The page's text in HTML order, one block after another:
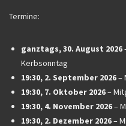
Termine:
ganztags,30. August 2026
Kerbsonntag
19:30, 2. September 2026–
19:30, 7. Oktober 2026–
19:30, 4. November 2026–
19:30, 2. Dezember 2026–